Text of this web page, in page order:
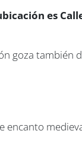
es
goza también
encanto